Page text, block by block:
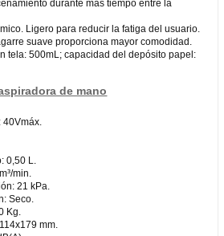
durante más tiempo entre la
Ligero para reducir la fatiga del usuario.
suave proporciona mayor comodidad.
tela: 500mL; capacidad del depósito papel:
de mano
0,50 L.
min.
21 kPa.
Seco.
Kg.
mm.